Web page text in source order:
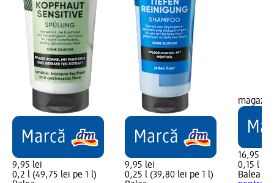
9,95 lei
0,2 l (49,75 lei pe 1 l)
9,95 lei
0,25 l (39,80 lei pe 1 l)
16,95 lei
0,15 l
Balea